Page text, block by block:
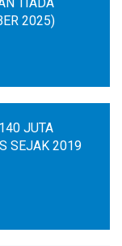
TIADA
2025)
JUTA
SEJAK 2019